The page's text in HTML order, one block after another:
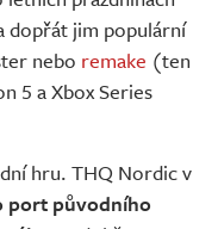
dopřát jim populární
nebo remake (ten
5 a Xbox Series
hru. THQ Nordic v
port původního